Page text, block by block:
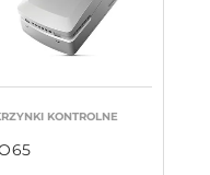
KONTROLNE